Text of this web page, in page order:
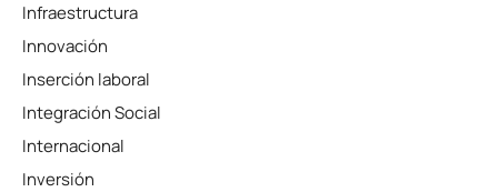
Infraestructura
Innovación
Inserción laboral
Integración Social
Internacional
Inversión